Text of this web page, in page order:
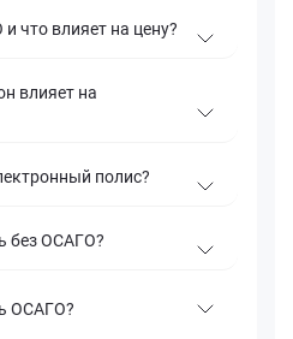
что влияет на цену?
влияет на
полис?
без ОСАГО?
ОСАГО?